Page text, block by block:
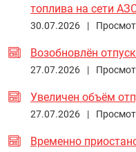
топлива на сети
30.07.2026 |
Возобновлён
27.07.2026 |
Увеличен объём
27.07.2026 |
Временно